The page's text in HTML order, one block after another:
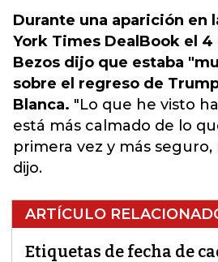
Durante una aparición en
York Times DealBook el
Bezos dijo que estaba
sobre el regreso de Trump
Blanca. "Lo que he visto
está más calmado de lo
primera vez y más
dijo.
ARTÍCULO
Etiquetas de fecha de